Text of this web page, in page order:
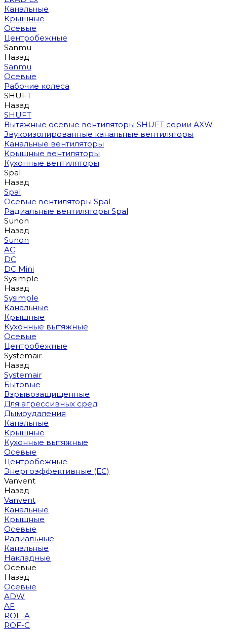
Канальные
Крышные
Осевые
Центробежные
Sanmu
Назад
Sanmu
Осевые
Рабочие колеса
SHUFT
Назад
SHUFT
Вытяжные осевые вентиляторы SHUFT серии AXW
Звукоизолированные канальные вентиляторы
Канальные вентиляторы
Крышные вентиляторы
Кухонные вентиляторы
Spal
Назад
Spal
Осевые вентиляторы Spal
Радиальные вентиляторы Spal
Sunon
Назад
Sunon
AC
DC
DC Mini
Sysimple
Назад
Sysimple
Канальные
Крышные
Кухонные вытяжные
Осевые
Центробежные
Systemair
Назад
Systemair
Бытовые
Взрывозащищенные
Для агрессивных сред
Дымоудаления
Канальные
Крышные
Кухонные вытяжные
Осевые
Центробежные
Энергоэффективные (EC)
Vanvent
Назад
Vanvent
Канальные
Крышные
Осевые
Радиальные
Канальные
Накладные
Осевые
Назад
Осевые
ADW
AF
ROF-A
ROF-C